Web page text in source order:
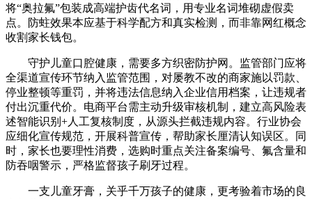
将“奥拉氟”包装成高端护齿代名词，用专业名词堆砌虚假卖
点。防蛀效果本应基于科学配方和真实检测，而非靠网红概念
收割家长钱包。
守护儿童口腔健康，需要多方织密防护网。监管部门应将
全渠道宣传环节纳入监管范围，对屡教不改的商家施以罚款、
停业整顿等重罚，并将违法信息纳入企业信用档案，让违规者
付出沉重代价。电商平台需主动升级审核机制，建立高风险表
述智能识别+人工复核制度，从源头拦截违规内容。行业协会
应细化宣传规范，开展科普宣传，帮助家长厘清认知误区。同
时，家长也要理性消费，选购时重点关注备案编号、氟含量和
防吞咽警示，严格监督孩子刷牙过程。
一支儿童牙膏，关乎千万孩子的健康，更考验着市场的良